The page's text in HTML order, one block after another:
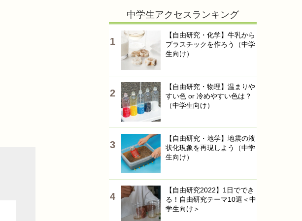
中学生アクセスランキング
【自由研究・化学】牛乳から
プラスチックを作ろう（中学
生向け）
【自由研究・物理】温まりや
すい色 or 冷めやすい色は？
（中学生向け）
【自由研究・地学】地震の液
状化現象を再現しよう（中学
生向け）
【自由研究2022】1日ででき
る！自由研究テーマ10選＜中
学生向け＞